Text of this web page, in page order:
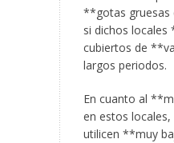
**gotas gruesas
si dichos
cubiertos de
largos periodos.
En cuanto al
en estos
utilicen **muy